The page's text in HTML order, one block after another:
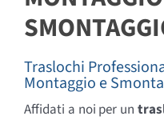
Traslochi
Montaggio e
Affidati a noi per un